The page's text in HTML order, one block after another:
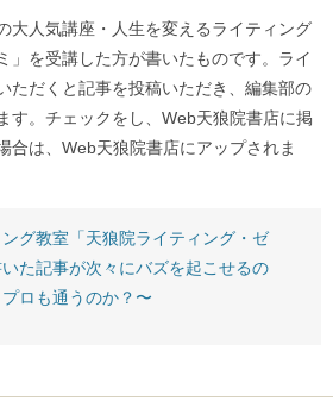
大人気講座・人生を変えるライティング
」を受講した方が書いたものです。ライ
ただくと記事を投稿いただき、編集部の
す。チェックをし、Web天狼院書店に掲
合は、Web天狼院書店にアップされま
グ教室「天狼院ライティング・ゼ
た記事が次々にバズを起こせるの
ロも通うのか？〜